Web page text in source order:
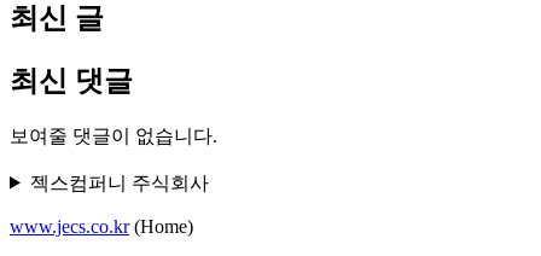
최신 글
최신 댓글
보여줄 댓글이 없습니다.
젝스컴퍼니 주식회사
www.jecs.co.kr(Home)